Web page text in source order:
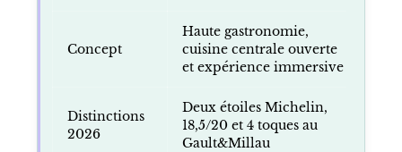
Concept
Haute gastronomie,
cuisine centrale ouverte
et expérience immersive
Distinctions
2026
Deux étoiles Michelin,
18,5/20 et 4 toques au
Gault&Millau